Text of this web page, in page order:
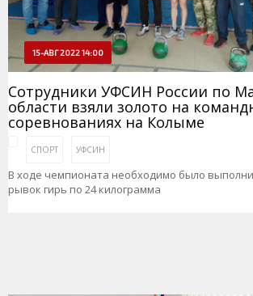
15-АВГ 2022 14:00
Сотрудники УФСИН России по
области взяли золото на
соревнованиях на Колыме
СПОРТ УФСИН
В ходе чемпионата необходимо было
рывок гирь по 24 килограмма